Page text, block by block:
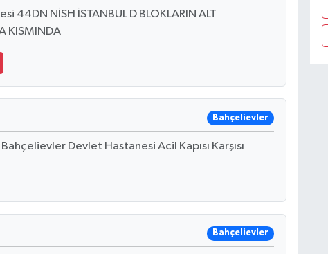
44DN NİSH İSTANBUL D BLOKLARIN ALT
KISMINDA
Bahçelievler
Devlet Hastanesi Acil Kapısı Karşısı
Bahçelievler